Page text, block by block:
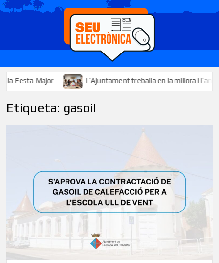
L’Ajuntament treballa en la millora i l’ampliació dels
Etiqueta: gasoil